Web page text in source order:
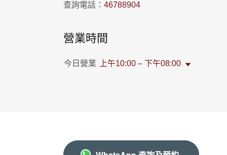
查詢電話： 46788904
營業時間
今日營業 上午10:00 – 下午08:00